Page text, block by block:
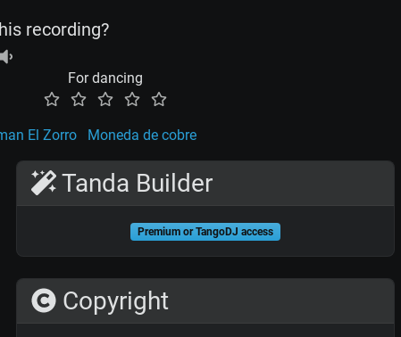
recording?
For dancing
El Zorro Moneda de cobre
Tanda Builder
Premium or TangoDJ access
Copyright